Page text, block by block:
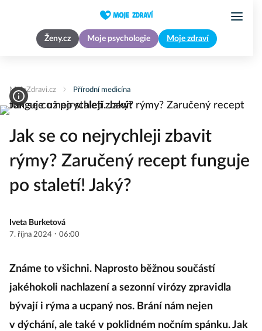
Ženy.cz Moje psychologie Moje zdraví
MojeZdravi.cz Přírodní medicína
Jak se co nejrychleji zbavit
rýmy? Zaručený recept funguje
po staletí! Jaký?
Iveta Burketová
7. října 2024 · 06:00
Známe to všichni. Naprosto běžnou součástí
jakéhokoli nachlazení a sezonní virózy zpravidla
bývají i rýma a ucpaný nos. Brání nám nejen
v dýchání, ale také v poklidném nočním spánku. Jak